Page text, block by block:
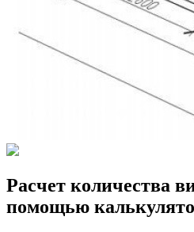
Расчет количества
помощью